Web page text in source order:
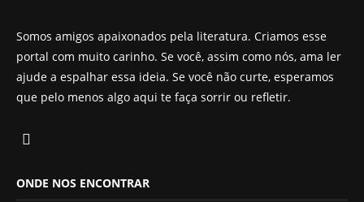
Somos amigos apaixonados pela literatura. Criamos esse
portal com muito carinho. Se você, assim como nós, ama ler
ajude a espalhar essa ideia. Se você não curte, esperamos
que pelo menos algo aqui te faça sorrir ou refletir.
ONDE NOS ENCONTRAR